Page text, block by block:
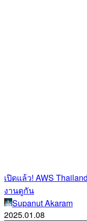
เปิดแล้ว! AWS
งานดูกัน
Supanut Akaram
2025.01.08